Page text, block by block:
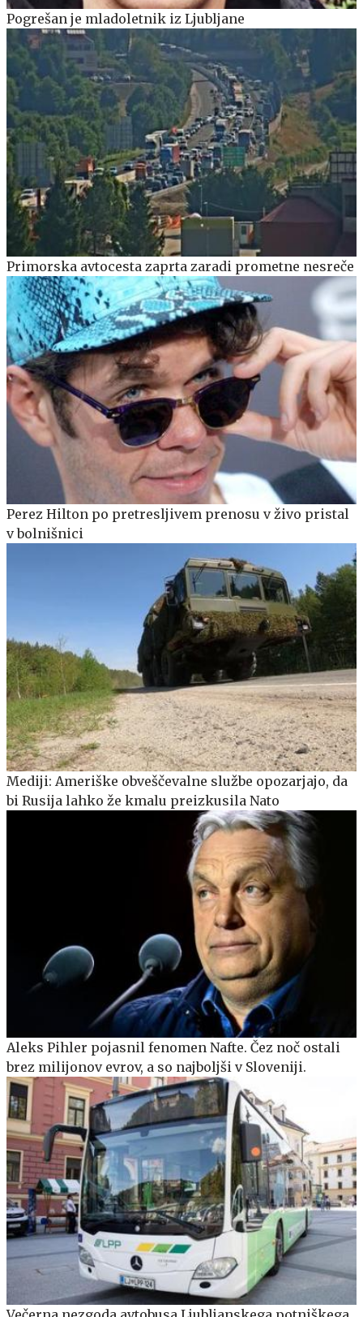
Pogrešan je mladoletnik iz Ljubljane
Primorska avtocesta zaprta zaradi prometne nesreče
Perez Hilton po pretresljivem prenosu v živo pristal
v bolnišnici
Mediji: Ameriške obveščevalne službe opozarjajo, da
bi Rusija lahko že kmalu preizkusila Nato
Aleks Pihler pojasnil fenomen Nafte. Čez noč ostali
brez milijonov evrov, a so najboljši v Sloveniji.